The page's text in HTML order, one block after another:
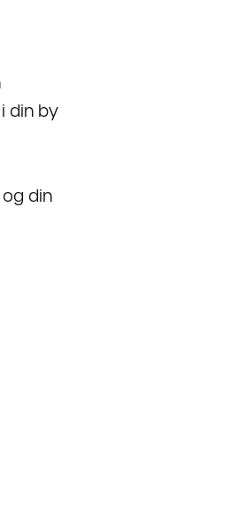
din by
din